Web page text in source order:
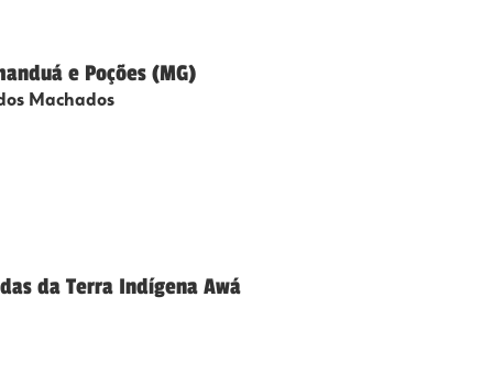
e Poções (MG)
Machados
da Terra Indígena Awá